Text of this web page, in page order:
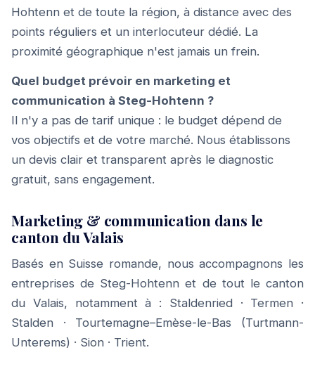
Hohtenn et de toute la région, à distance avec des
points réguliers et un interlocuteur dédié. La
proximité géographique n'est jamais un frein.
Quel budget prévoir en marketing et
communication à Steg-Hohtenn ?
Il n'y a pas de tarif unique : le budget dépend de
vos objectifs et de votre marché. Nous établissons
un devis clair et transparent après le diagnostic
gratuit, sans engagement.
Marketing & communication dans le
canton du Valais
Basés en Suisse romande, nous accompagnons les
entreprises de Steg-Hohtenn et de tout le canton
du Valais, notamment à : Staldenried· Termen ·
Stalden · Tourtemagne–Emèse-le-Bas (Turtmann-
Unterems) · Sion · Trient.